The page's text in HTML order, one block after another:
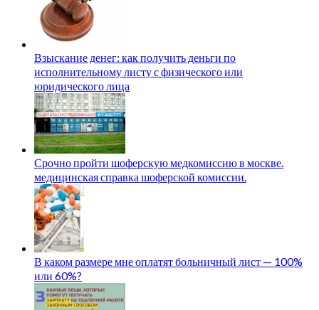
Взыскание денег: как получить деньги по
исполнительному листу с физического или
юридического лица
Срочно пройти шоферскую медкомиссию в москве.
медицинская справка шоферской комиссии.
В каком размере мне оплатят больничный лист — 100%
или 60%?